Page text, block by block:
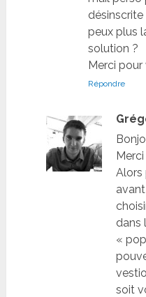
désinscrite
peux plus
solution ?
Merci pour
Répondre
Alors
dans
«
soit